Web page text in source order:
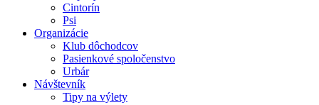
Cintorín
Psi
Organizácie
Klub dôchodcov
Pasienkové spoločenstvo
Urbár
Návštevník
Tipy na výlety